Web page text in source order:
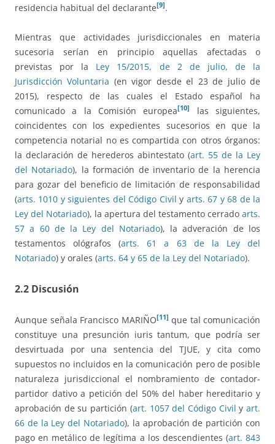
residencia habitual del declarante[9].
Mientras que actividades jurisdiccionales en materia
sucesoria serían en principio aquellas afectadas o
previstas por la Ley 15/2015, de 2 de julio, de la
Jurisdicción Voluntaria (en vigor desde el 23 de julio de
2015), respecto de las cuales el Estado español ha
comunicado a la Comisión europea[10]
las siguientes,
coincidentes con los expedientes sucesorios en que la
competencia notarial no es compartida con otros órganos:
la declaración de herederos abintestato (art. 55 de la Ley
del Notariado), la formación de inventario de la herencia
para gozar del beneficio de limitación de responsabilidad
(arts. 1010 y siguientes del Código Civil y arts. 67 y 68 de la
Ley del Notariado), la apertura del testamento cerrado arts.
57 a 60 de la Ley del Notariado), la adveración de los
testamentos ológrafos (arts. 61 a 63 de la Ley del
Notariado) y orales (arts. 64 y 65 de la Ley del Notariado).
2.2 Discusión
Aunque señala Francisco MARIÑO[11] que tal comunicación
constituye una presunción iuris tantum, que podría ser
desvirtuada por una sentencia del TJUE, y cita como
supuestos no incluidos en la comunicación pero de posible
naturaleza jurisdiccional el nombramiento de contador-
partidor dativo a petición del 50% del haber hereditario y
aprobación de su partición (art. 1057 del Código Civil yart.
66 de la Ley del Notariado), la aprobación de partición con
pago en metálico de legítima a los descendientes (art. 843